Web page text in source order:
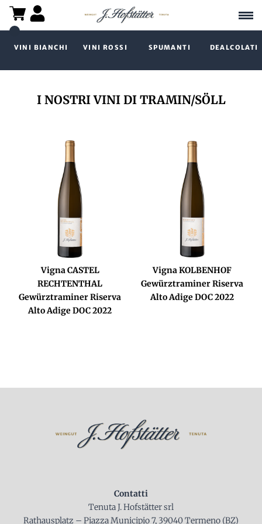
VINI BIANCHI VINI ROSSI SPUMANTI DEALCOLATI
I NOSTRI VINI DI TRAMIN/SÖLL
Vigna CASTEL
RECHTENTHAL
Gewürztraminer Riserva
Alto Adige DOC 2022
Vigna KOLBENHOF
Gewürztraminer Riserva
Alto Adige DOC 2022
Contatti
Tenuta J. Hofstätter srl
Rathausplatz – Piazza Municipio 7, 39040 Termeno (BZ)